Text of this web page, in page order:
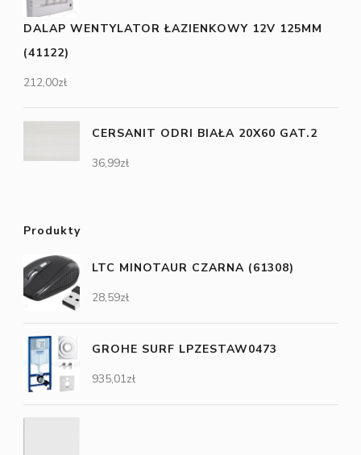
DALAP WENTYLATOR ŁAZIENKOWY 12V 125MM
(41122)
212,00zł
CERSANIT ODRI BIAŁA 20X60 GAT.2
36,99zł
Produkty
LTC MINOTAUR CZARNA (61308)
28,59zł
GROHE SURF LPZESTAW0473
935,01zł